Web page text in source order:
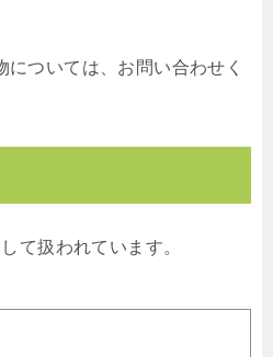
については、お問い合わせく
て扱われています。